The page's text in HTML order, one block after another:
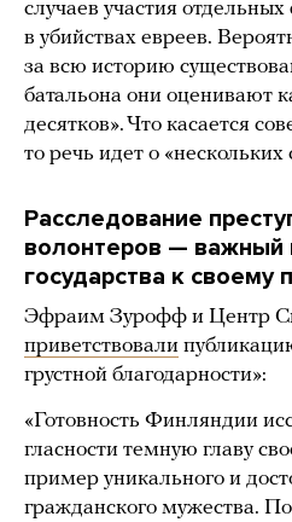
случаев участия
в убийствах евреев.
за всю историю
батальона они оценивают
десятков». Что касается
то речь идет о «нескольких
Расследование
волонтеров — важный
государства к своему
Эфраим Зурофф и Центр
приветствовали
грустной благодарности»:
«Готовность Финляндии
гласности темную главу
пример уникального и
гражданского мужества.